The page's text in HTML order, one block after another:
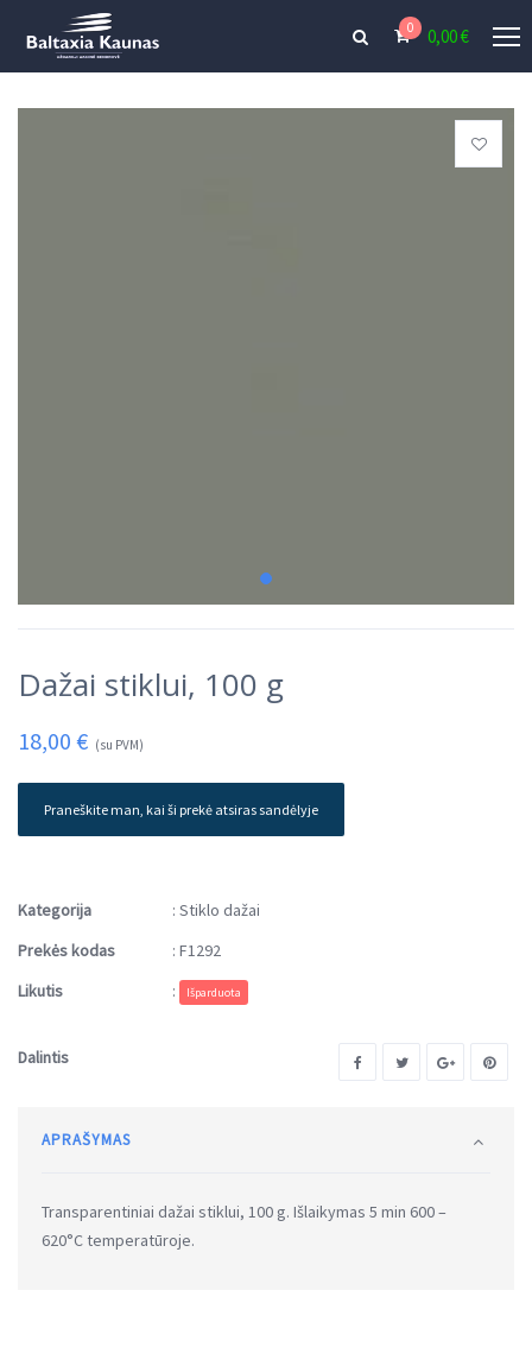
0 0,00€
Dažai stiklui, 100 g
18,00 € (su PVM)
Praneškite man, kai ši prekė atsiras sandėlyje
Kategorija : Stiklo dažai
Prekės kodas
: F1292
Likutis
: Išparduota
Dalintis
APRAŠYMAS
Transparentiniai dažai stiklui, 100 g. Išlaikymas 5 min 600 –
620°C temperatūroje.